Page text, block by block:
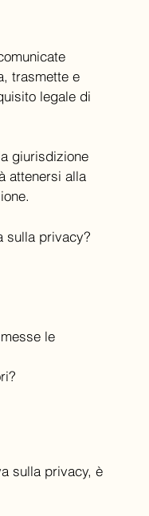
trasmette e
legale di
giurisdizione
attenersi alla
sulla privacy?
le
sulla privacy, è